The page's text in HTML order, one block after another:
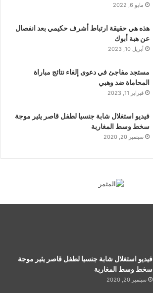
مايو 6, 2022
هذه هي حقيقة ارتباط أشرف حكيمي بعد انفصال
عن هبة أبوك
أبريل 10, 2023
مستجد مفاجئ في دعوى إلغاء نتائج مباراة
المحاماة ضد وهبي
فبراير 11, 2023
فيديو استغلال شابة جنسيا لطفل قاصر يثير موجة
سخط وسط المغاربة
سبتمبر 20, 2020
فيديو استغلال شابة جنسيا لطفل قاصر يثير موجة
سخط وسط المغاربة
سبتمبر 20, 2020